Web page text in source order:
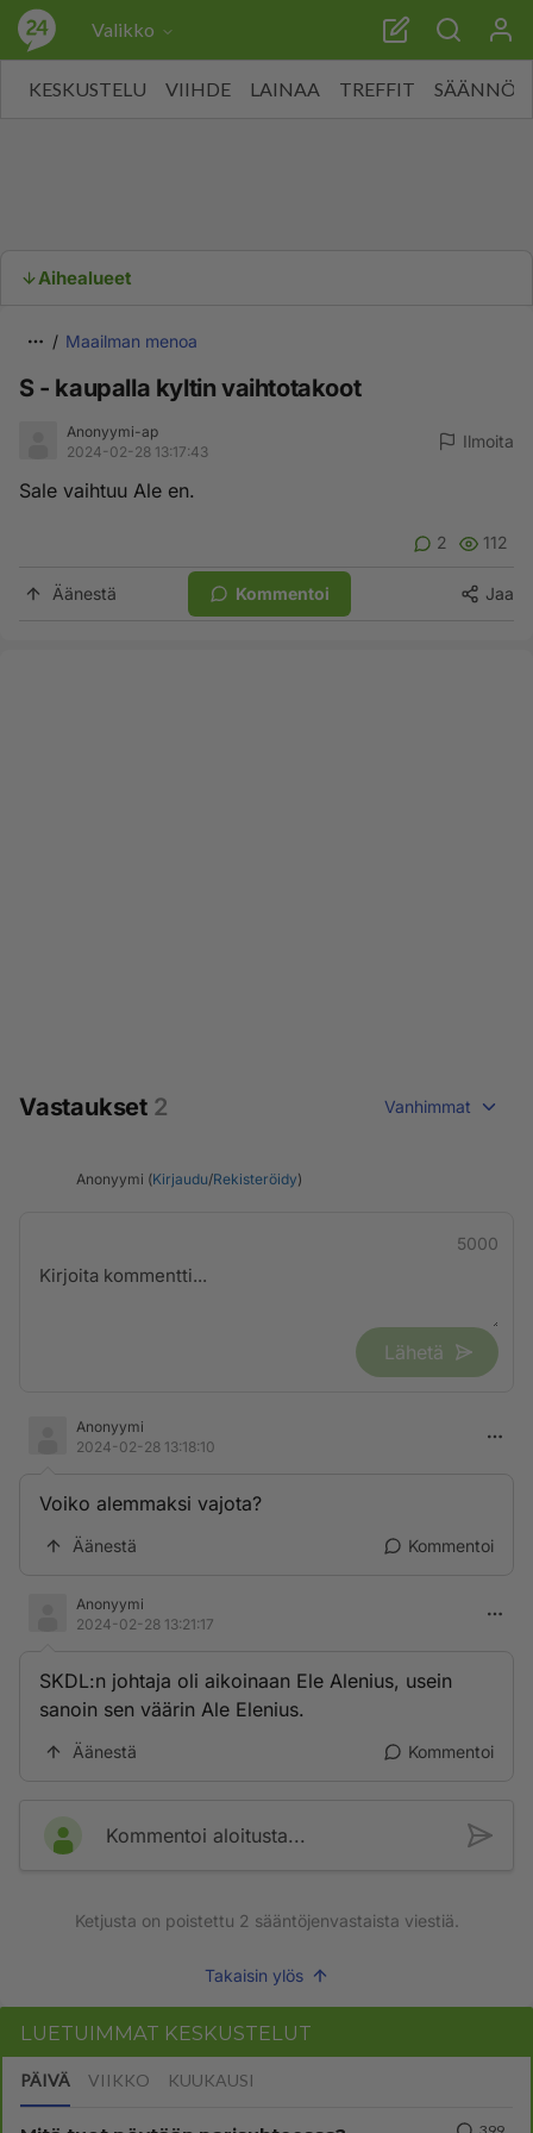
Valikko
KESKUSTELU VIIHDE LAINAA TREFFIT SÄÄNNÖT
Aihealueet
Maailman menoa
S - kaupalla kyltin vaihtotakoot
Anonyymi-ap
2024-02-28 13:17:43
Ilmoita
Sale vaihtuu Ale en.
2 112
Äänestä Kommentoi Jaa
Vastaukset 2 Vanhimmat
Anonyymi (Kirjaudu/Rekisteröidy)
5000
Lähetä
Anonyymi
2024-02-28 13:18:10
Voiko alemmaksi vajota?
Äänestä Kommentoi
Anonyymi
2024-02-28 13:21:17
SKDL:n johtaja oli aikoinaan Ele Alenius, usein
sanoin sen väärin Ale Elenius.
Äänestä Kommentoi
Kommentoi aloitusta...
Ketjusta on poistettu 2 sääntöjenvastaista viestiä.
Takaisin ylös
LUETUIMMAT KESKUSTELUT
PÄIVÄ VIIKKO KUUKAUSI